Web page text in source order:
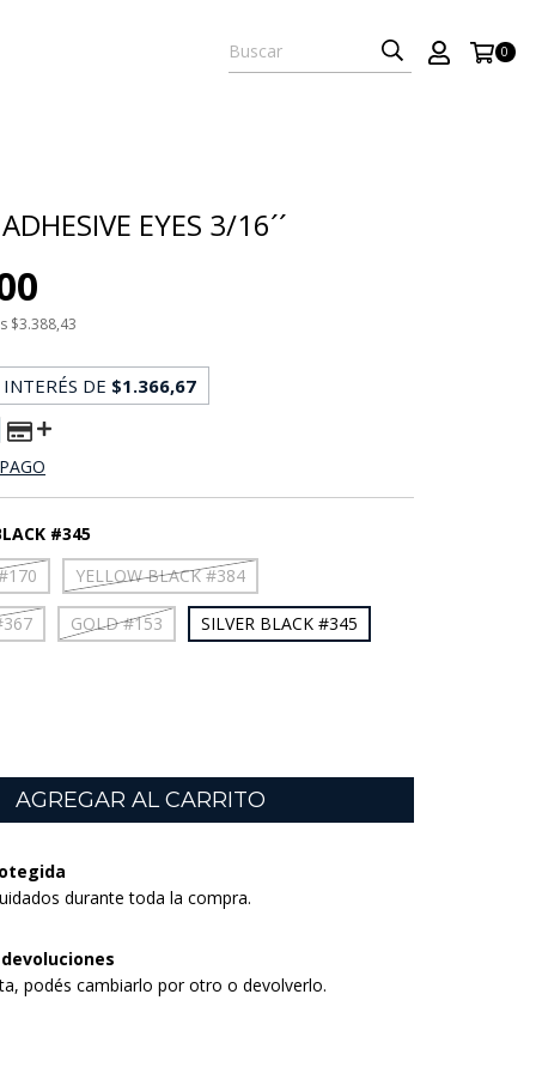
0
EYES 3/16´´
$3.388,43
DE $1.366,67
#345
YELLOW BLACK #384
GOLD #153 SILVER BLACK #345
durante toda la compra.
podés cambiarlo por otro o devolverlo.